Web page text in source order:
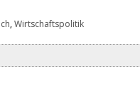
,Wirtschaftspolitik